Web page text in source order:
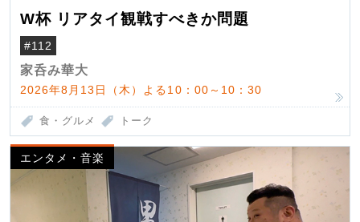
W杯 リアタイ観戦すべきか問題
#112
家呑み華大
2026年8月13日（木）よる10：00～10：30
食・グルメ トーク
エンタメ・音楽